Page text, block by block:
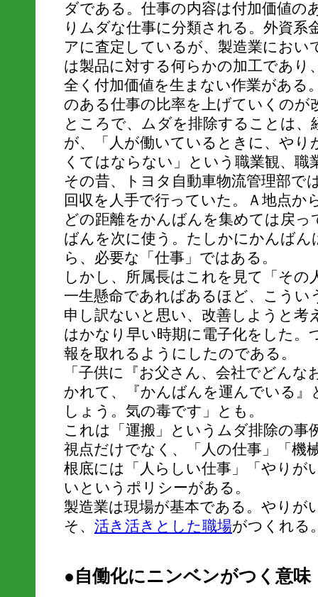
ダである。仕事の内容は付加価値の
りムダな仕事に分類される。外資系
アに査定しているが、製造業におい
は製品に対する何らかの加工であり
全く付加価値を生まない作業がある
のある仕事の比率を上げていくのが
ところで、ムダを排除することは、
が、「人が働いているときに、やり
くてはならない」という職業観、職
その昔、トヨタ自動車物流管理部で
回収を人手で行っていた。Ａ地点か
どの距離をかんばんを集めては戻
ばんを次に使う。たしかにかんば
ら、必要な「仕事」ではある。
しかし、所属長はこれを見て「そ
一生懸命であればあるほど、こう
申し訳ないと思い、改善しようと考
はかなり早い時期に電子化をした。
報を取れるようにしたのである。
「子供に『お父さん、会社でどん
かれて、『かんばんを運んでいる
しょう。気の毒です」とも。
これは「運搬」というムダ排除の事
視点だけでなく、「人の仕事」「機
根底には「人らしい仕事」「やりが
いというポリシーがある。
製造業は現場が基本である。やりが
そ、 活き活きとした職場がつくれる
●自働化にニンベンがつく意味